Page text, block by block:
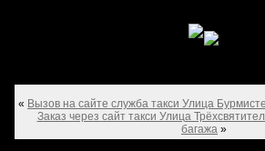
« Вызов на сайте служба такси Улица
Заказ через сайт такси Улица
багажа »